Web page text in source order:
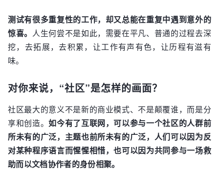
测试有很多重复性的工作，却又总能在重复中遇到意外的
惊喜。 人生何尝不是如此，需要在平凡、普通的过程去深
挖，去拓展，去积累，让工作有声有色，让历程有滋有
味。
对你来说，“社区”是怎样的画面？
社区最大的意义不是新的商业模式、不是颠覆谁，而是分
享和创造。如今有了互联网，可以参与一个社区的人群前
所未有的广泛，主题也前所未有的广泛，人们可以因为反
对某种程序语言而惺惺相惜，也可以因为共同参与一场救
助而以文档协作者的身份相聚。